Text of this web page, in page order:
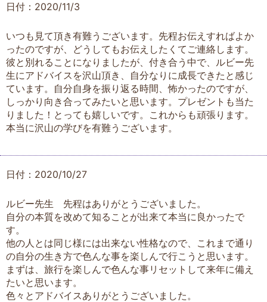
日付：2020/11/3
いつも見て頂き有難うございます。先程お伝えすればよか
ったのですが、どうしてもお伝えしたくてご連絡します。
彼と別れることになりましたが、付き合う中で、ルビー先
生にアドバイスを沢山頂き、自分なりに成長できたと感じ
ています。自分自身を振り返る時間、怖かったのですが、
しっかり向き合ってみたいと思います。プレゼントも当た
りました！とっても嬉しいです。これからも頑張ります。
本当に沢山の学びを有難うございます。
日付：2020/10/27
ルビー先生 先程はありがとうございました。
自分の本質を改めて知ることが出来て本当に良かったで
す。
他の人とは同じ様には出来ない性格なので、これまで通り
の自分の生き方で色んな事を楽しんで行こうと思います。
まずは、旅行を楽しんで色んな事リセットして来年に備え
たいと思います。
色々とアドバイスありがとうございました。